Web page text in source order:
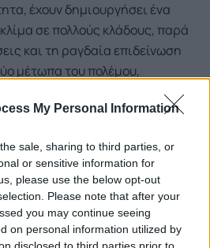
My Personal Information
sale, sharing to third parties, or
or sensitive information for
please use the below opt-out
Please note that after your
you may continue seeing
on personal information utilized by
έχουν δημιουργήσει ένα
σε πολλούς κλάδους, παρά
και τη ραγδαία επιδείνωση
μέτωπα του πολέμου,
Ο χώρος της τεχνολογίας
εργαλείο επιτάχυνσης των
σε όλες σχεδόν τις
στις τεχνολογίες
και αρνητικά στοιχεία που
των εταιριών όπως, το
οι έντονες πληθωριστικές